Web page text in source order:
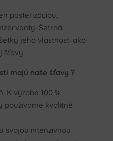
pasterizáciou,
Šetrná
jeho vlastnosti ako
šťavy.
majú naše šťavy ?
K výrobe 100 %
používame kvalitné
svojou intenzívnou